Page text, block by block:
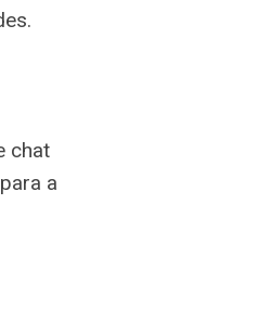
chat
a